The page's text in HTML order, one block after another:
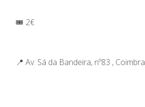
🎟️ 2€
📍 Av. Sá da Bandeira, nº83 , Coimbra